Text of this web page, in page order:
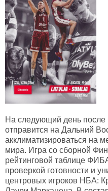
На следующий день после
отправится на Дальний
акклиматизироваться на
мира. Игра со сборной
рейтинговой таблице
проверкой готовности и
центровых игроков НБА: